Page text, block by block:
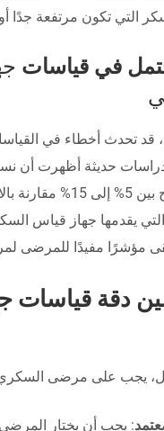
التي تكون مرتفعة جدًا
في قياسات
قد تحدث أخطاء في
دراسات حديثة أظهرت أن
الأجهزة قد تتراوح بين
يقدمها جهاز قياس
دقة قياسات
يجب على مرضى السكري
: يجب أن يختار